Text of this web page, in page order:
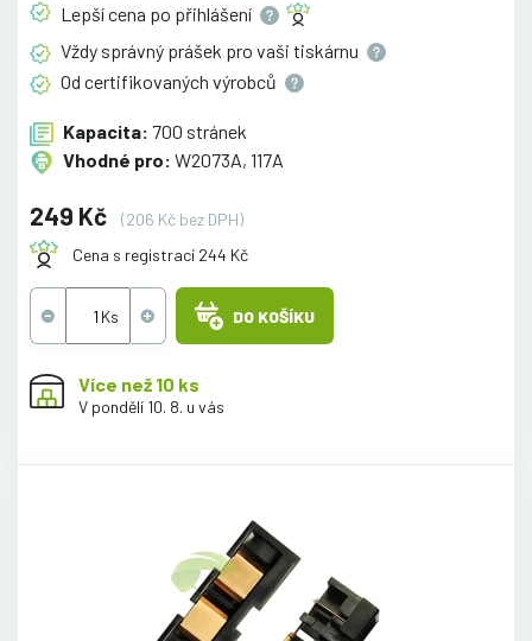
Lepší cena po přihlášení
Vždy správný prášek pro vaši tiskárnu
Od certifikovaných výrobců
Kapacita: 700 stránek
Vhodné pro: W2073A, 117A
249 Kč
(206 Kč bez DPH)
Cena s registrací 244 Kč
DO KOŠÍKU
Více než 10 ks
V pondělí 10. 8. u vás